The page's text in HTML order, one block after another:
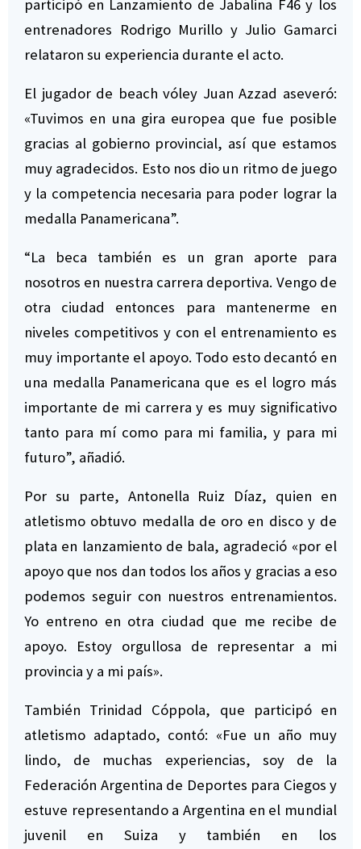
participó en Lanzamiento de Jabalina F46 y los
entrenadores Rodrigo Murillo y Julio Gamarci
relataron su experiencia durante el acto.
El jugador de beach vóley Juan Azzad aseveró:
«Tuvimos en una gira europea que fue posible
gracias al gobierno provincial, así que estamos
muy agradecidos. Esto nos dio un ritmo de juego
y la competencia necesaria para poder lograr la
medalla Panamericana”.
“La beca también es un gran aporte para
nosotros en nuestra carrera deportiva. Vengo de
otra ciudad entonces para mantenerme en
niveles competitivos y con el entrenamiento es
muy importante el apoyo. Todo esto decantó en
una medalla Panamericana que es el logro más
importante de mi carrera y es muy significativo
tanto para mí como para mi familia, y para mi
futuro”, añadió.
Por su parte, Antonella Ruiz Díaz, quien en
atletismo obtuvo medalla de oro en disco y de
plata en lanzamiento de bala, agradeció «por el
apoyo que nos dan todos los años y gracias a eso
podemos seguir con nuestros entrenamientos.
Yo entreno en otra ciudad que me recibe de
apoyo. Estoy orgullosa de representar a mi
provincia y a mi país».
También Trinidad Cóppola, que participó en
atletismo adaptado, contó: «Fue un año muy
lindo, de muchas experiencias, soy de la
Federación Argentina de Deportes para Ciegos y
estuve representando a Argentina en el mundial
juvenil en Suiza y también en los